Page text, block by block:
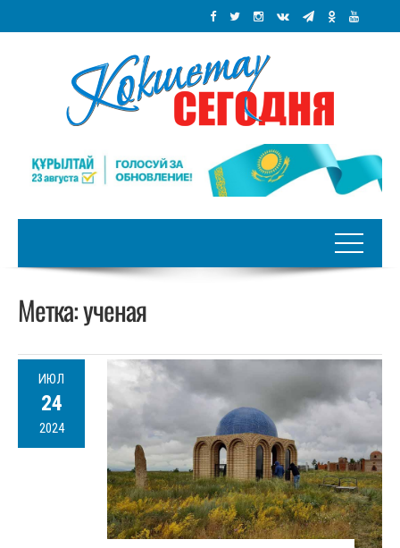
Метка:ученая
ИЮЛ
24
2024